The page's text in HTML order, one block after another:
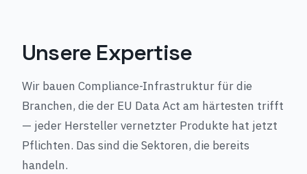
Unsere Expertise
Wir bauen Compliance-Infrastruktur für die
Branchen, die der EU Data Act am härtesten trifft
— jeder Hersteller vernetzter Produkte hat jetzt
Pflichten. Das sind die Sektoren, die bereits
handeln.